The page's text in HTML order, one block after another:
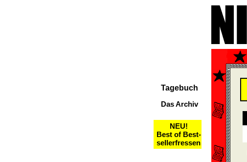
Tagebuch
Das Archiv
NEU!
Best of Best-
sellerfressen